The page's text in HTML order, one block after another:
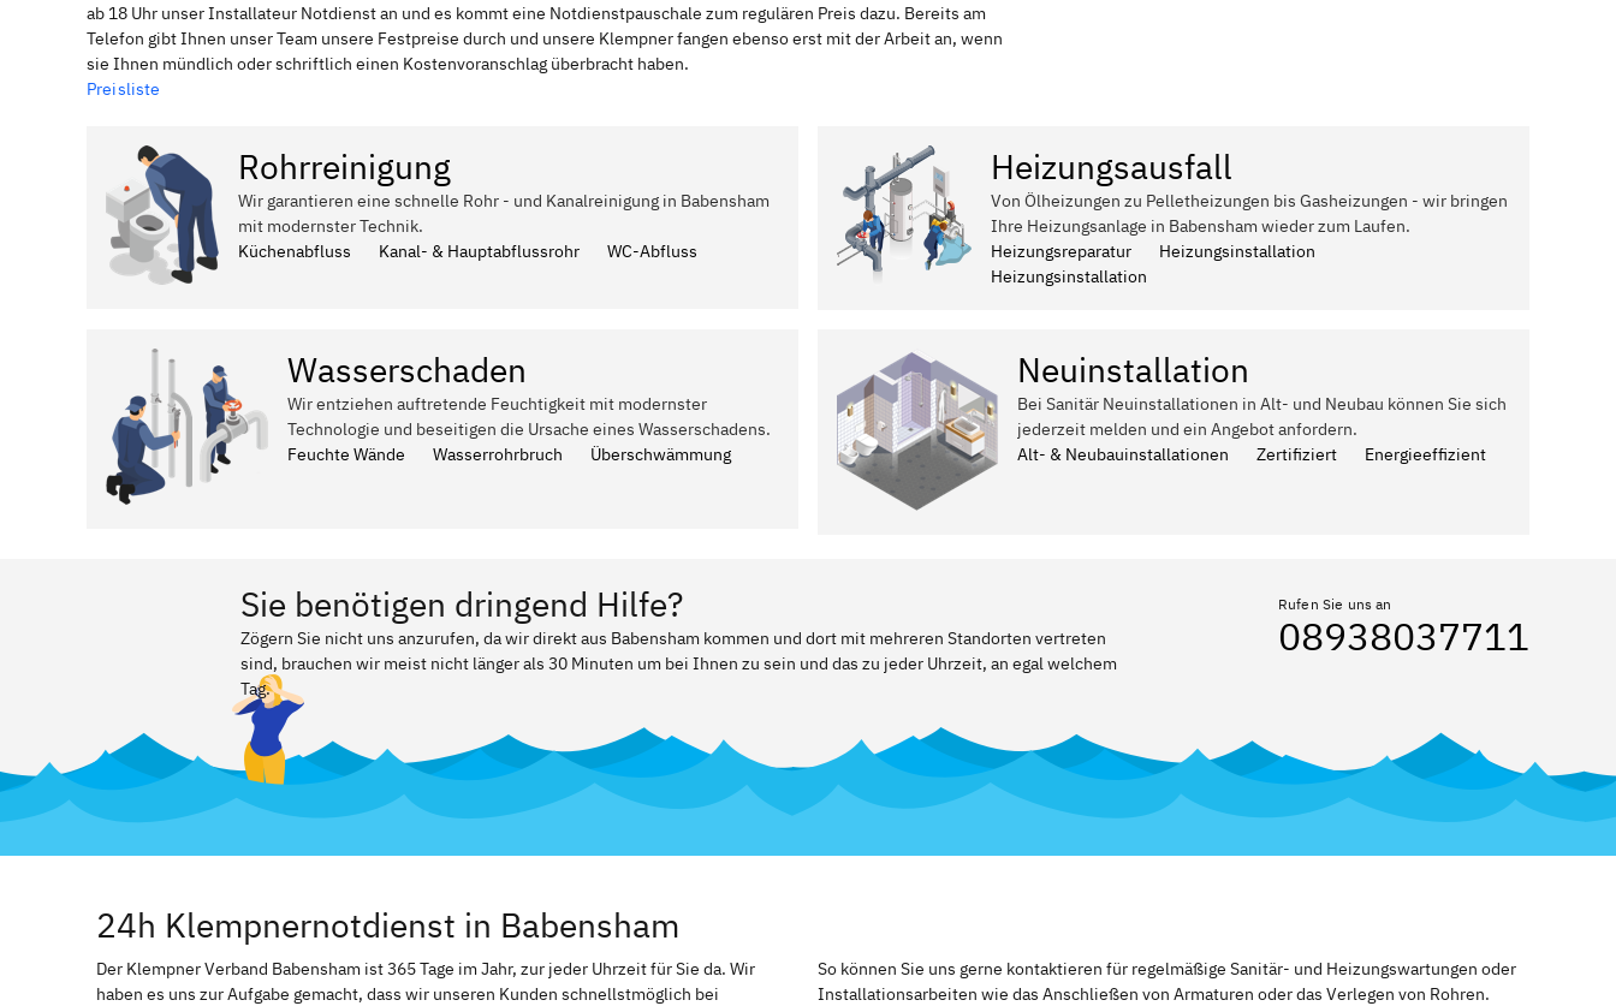
ab 18 Uhr unser Installateur Notdienst an und es kommt eine Notdienstpauschale zum regulären Preis dazu. Bereits am
Telefon gibt Ihnen unser Team unsere Festpreise durch und unsere Klempner fangen ebenso erst mit der Arbeit an, wenn
sie Ihnen mündlich oder schriftlich einen Kostenvoranschlag überbracht haben.
Preisliste
Rohrreinigung
Wir garantieren eine schnelle Rohr - und Kanalreinigung in Babensham
mit modernster Technik.
Küchenabfluss
Kanal- & Hauptabflussrohr WC-Abfluss
Heizungsausfall
Von Ölheizungen zu Pelletheizungen bis Gasheizungen - wir bringen
Ihre Heizungsanlage in Babensham wieder zum Laufen.
Heizungsreparatur
Heizungsinstallation
Heizungsinstallation
Wasserschaden
Wir entziehen auftretende Feuchtigkeit mit modernster
Technologie und beseitigen die Ursache eines Wasserschadens.
Feuchte Wände
Wasserrohrbruch Überschwämmung
Neuinstallation
Bei Sanitär Neuinstallationen in Alt- und Neubau können Sie sich
jederzeit melden und ein Angebot anfordern.
Alt- & Neubauinstallationen
Zertifiziert Energieeffizient
Sie benötigen dringend Hilfe?
Zögern Sie nicht uns anzurufen, da wir direkt aus Babensham kommen und dort mit mehreren Standorten vertreten
sind, brauchen wir meist nicht länger als 30 Minuten um bei Ihnen zu sein und das zu jeder Uhrzeit, an egal welchem
Tag.
Rufen Sie uns an
08938037711
24h Klempnernotdienst in Babensham
Der Klempner Verband Babensham ist 365 Tage im Jahr, zur jeder Uhrzeit für Sie da. Wir
haben es uns zur Aufgabe gemacht, dass wir unseren Kunden schnellstmöglich bei
So können Sie uns gerne kontaktieren für regelmäßige Sanitär- und Heizungswartungen oder
Installationsarbeiten wie das Anschließen von Armaturen oder das Verlegen von Rohren.